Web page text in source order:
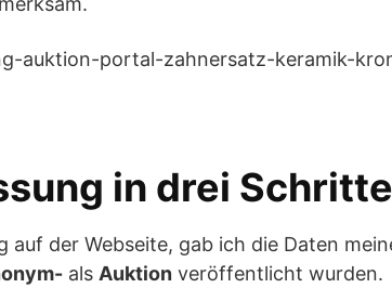
in drei
auf der Webseite, gab ich die Daten
als Auktion veröffentlicht wurden.